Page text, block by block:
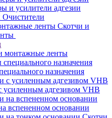
и усилители адгезии
Очистители
Скотчи и
монтажные ленты
назначения
усиленным адгезивом VHB
вспененном основании